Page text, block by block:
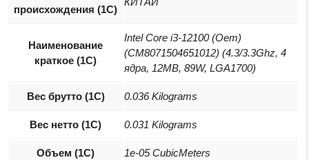
происхождения (1С)
Наименование
краткое (1C)
Intel Core i3-12100 (Oem)
(CM8071504651012) (4.3/3.3Ghz, 4
ядра, 12MB, 89W, LGA1700)
Вес брутто (1С) 0.036 Kilograms
Вес нетто (1С) 0.031 Kilograms
Объем (1С) 1e-05 CubicMeters